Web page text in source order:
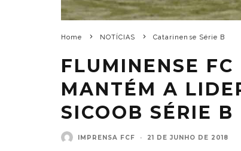
Home NOTÍCIAS Catarinense Série B
FLUMINENSE
MANTÉM A
SICOOB SÉRIE B
IMPRENSA FCF · 21 DE JUNHO DE 2018